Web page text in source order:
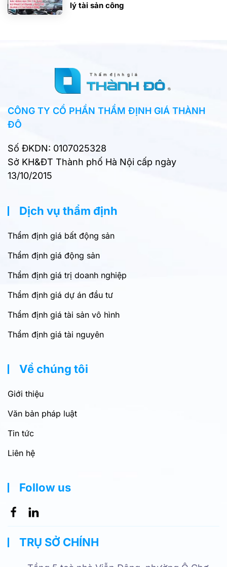
lý tài sản công
CÔNG TY CỔ PHẦN THẨM ĐỊNH GIÁ THÀNH
ĐÔ
Số ĐKDN: 0107025328
Sở KH&ĐT Thành phố Hà Nội cấp ngày
13/10/2015
Dịch vụ thẩm định
Thẩm định giá bất động sản
Thẩm định giá động sản
Thẩm định giá trị doanh nghiệp
Thẩm định giá dự án đầu tư
Thẩm định giá tài sản vô hình
Thẩm định giá tài nguyên
Về chúng tôi
Giới thiệu
Văn bản pháp luật
Tin tức
Liên hệ
Follow us
TRỤ SỞ CHÍNH